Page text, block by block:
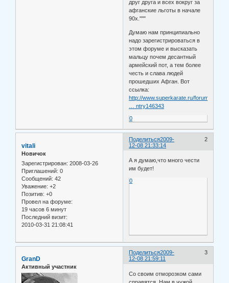
друг друга и всех вокруг за
афганские льготы в начале
90х."""
Думаю нам принципиально
надо зарегистрироваться в
этом форуме и высказать
мальцу почем десантный
армейский пот, а тем более
честь и слава людей
прошедших Афган. Вот
ссылка:
http://www.superkarate.ru/forum/topic84
… ntry146343
0
Поделиться 2
2009-
12-08 21:33:14
vitali
Новичок
Зарегистрирован: 2008-03-26
Приглашений: 0
Сообщений: 42
Уважение: +2
Позитив: +0
Провел на форуме:
19 часов 6 минут
Последний визит:
2010-03-31 21:08:41
А я думаю,что много чести
им будет!
0
Поделиться 3
2009-
12-08 21:59:11
GranD
Активный участник
Со своим отморозком сами
справятся. Нам в чужой